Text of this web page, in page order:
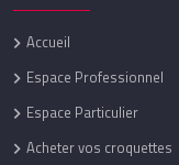
Accueil
Espace Professionnel
Espace Particulier
Acheter vos croquettes